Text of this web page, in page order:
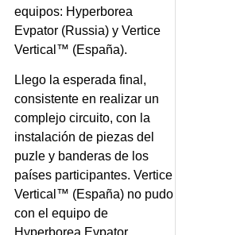
equipos: Hyperborea
Evpator (Russia) y Vertice
Vertical™ (España).
Llego la esperada final,
consistente en realizar un
complejo circuito, con la
instalación de piezas del
puzle y banderas de los
países participantes. Vertice
Vertical™ (España) no pudo
con el equipo de